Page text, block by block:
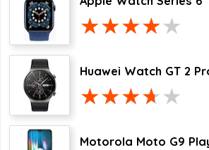
Huawei Watch GT 2
Motorola Moto G9